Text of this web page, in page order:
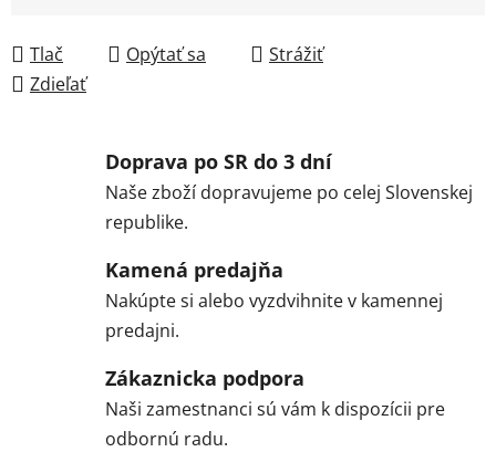
Tlač Opýtať sa
Strážiť
Zdieľať
Doprava po SR do 3 dní
Naše zboží dopravujeme po celej Slovenskej
republike.
Kamená predajňa
Nakúpte si alebo vyzdvihnite v kamennej
predajni.
Zákaznicka podpora
Naši zamestnanci sú vám k dispozícii pre
odbornú radu.